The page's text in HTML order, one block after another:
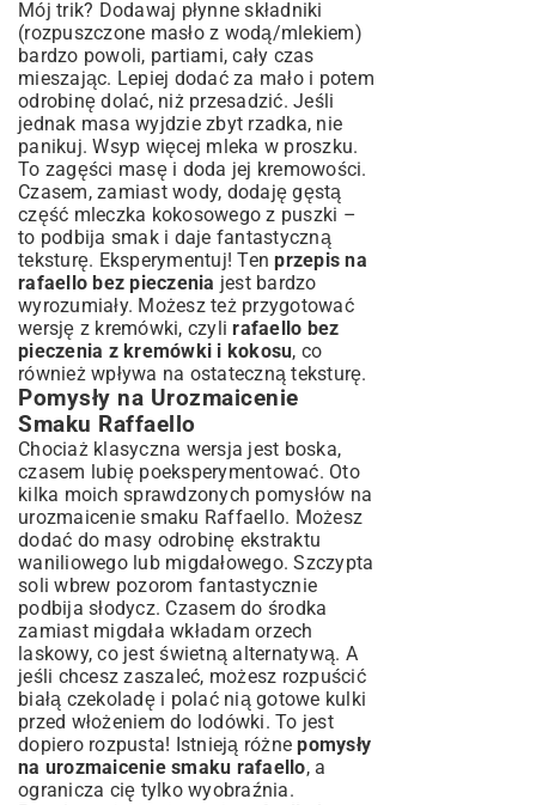
Mój trik? Dodawaj płynne składniki
(rozpuszczone masło z wodą/mlekiem)
bardzo powoli, partiami, cały czas
mieszając. Lepiej dodać za mało i potem
odrobinę dolać, niż przesadzić. Jeśli
jednak masa wyjdzie zbyt rzadka, nie
panikuj. Wsyp więcej mleka w proszku.
To zagęści masę i doda jej kremowości.
Czasem, zamiast wody, dodaję gęstą
część mleczka kokosowego z puszki –
to podbija smak i daje fantastyczną
teksturę. Eksperymentuj! Tenprzepis na
rafaello bez pieczenia jest bardzo
wyrozumiały. Możesz też przygotować
wersję z kremówki, czylirafaello bez
pieczenia z kremówki i kokosu, co
również wpływa na ostateczną teksturę.
Pomysły na Urozmaicenie
Smaku Raffaello
Chociaż klasyczna wersja jest boska,
czasem lubię poeksperymentować. Oto
kilka moich sprawdzonych pomysłów na
urozmaicenie smaku Raffaello. Możesz
dodać do masy odrobinę ekstraktu
waniliowego lub migdałowego. Szczypta
soli wbrew pozorom fantastycznie
podbija słodycz. Czasem do środka
zamiast migdała wkładam orzech
laskowy, co jest świetną alternatywą. A
jeśli chcesz zaszaleć, możesz rozpuścić
białą czekoladę i polać nią gotowe kulki
przed włożeniem do lodówki. To jest
dopiero rozpusta! Istnieją różnepomysły
na urozmaicenie smaku rafaello, a
ogranicza cię tylko wyobraźnia.